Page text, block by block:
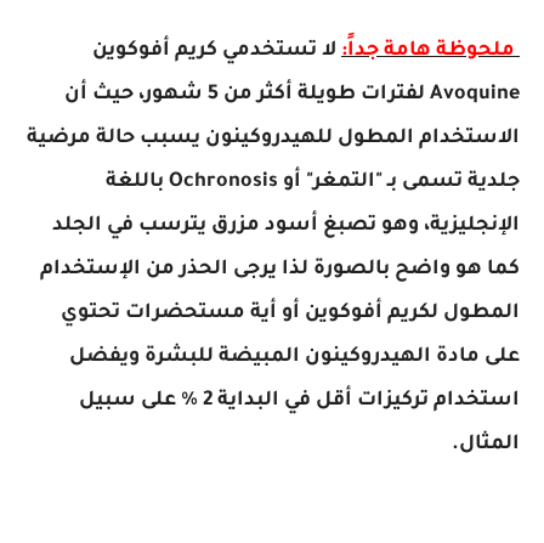
ملحوظة هامة جداً: لا تستخدمي كريم أفوكوين
Avoquine لفترات طويلة أكثر من 5 شهور، حيث أن
الاستخدام المطول للهيدروكينون يسبب حالة مرضية
جلدية تسمى بـ "التمغر" أو Ochronosis باللغة
الإنجليزية، وهو تصبغ أسود مزرق يترسب في الجلد
كما هو واضح بالصورة لذا يرجى الحذر من الإستخدام
المطول لكريم أفوكوين أو أية مستحضرات تحتوي
على مادة الهيدروكينون المبيضة للبشرة ويفضل
استخدام تركيزات أقل في البداية 2 % على سبيل
المثال.